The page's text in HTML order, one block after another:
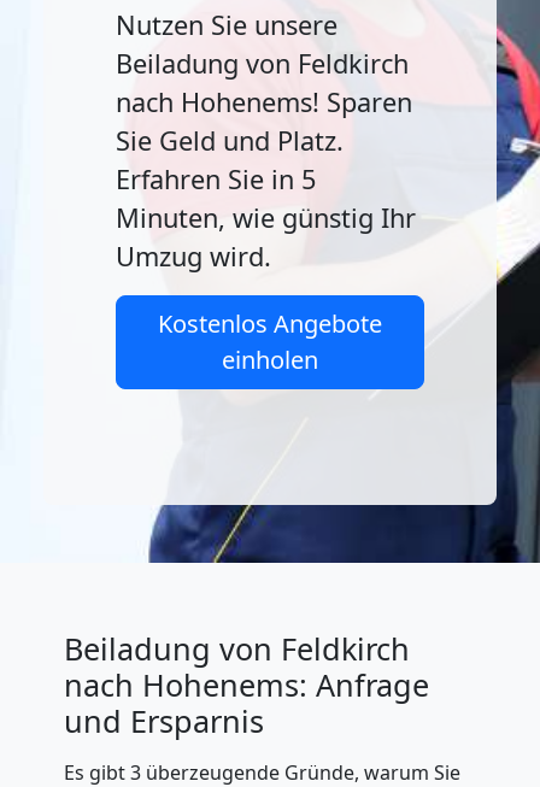
Nutzen Sie unsere
Beiladung von Feldkirch
nach Hohenems! Sparen
Sie Geld und Platz.
Erfahren Sie in 5
Minuten, wie günstig Ihr
Umzug wird.
Kostenlos Angebote
einholen
Beiladung von Feldkirch
nach Hohenems: Anfrage
und Ersparnis
Es gibt 3 überzeugende Gründe, warum Sie